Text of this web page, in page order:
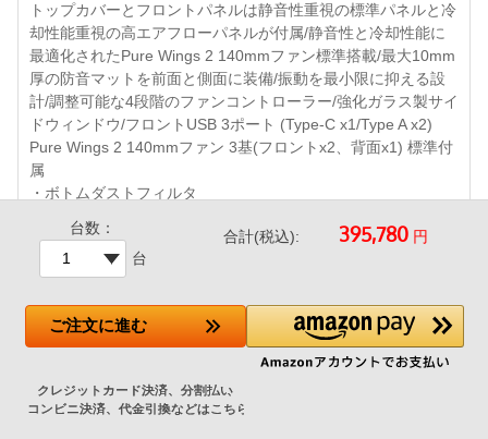
トップカバーとフロントパネルは静音性重視の標準パネルと冷
却性能重視の高エアフローパネルが付属/静音性と冷却性能に
最適化されたPure Wings 2 140mmファン標準搭載/最大10mm
厚の防音マットを前面と側面に装備/振動を最小限に抑える設
計/調整可能な4段階のファンコントローラー/強化ガラス製サイ
ドウィンドウ/フロントUSB 3ポート (Type-C x1/Type A x2)
Pure Wings 2 140mmファン 3基(フロントx2、背面x1) 標準付
属
・ボトムダストフィルタ
台数：
台
合計(税込): 円
ご注文に進む